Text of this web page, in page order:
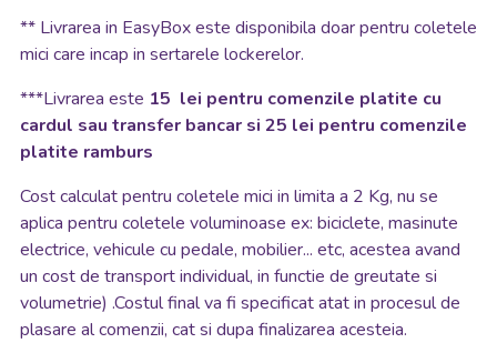
** Livrarea in EasyBox este disponibila doar pentru coletele
mici care incap in sertarele lockerelor.
***Livrarea este 15 lei pentru comenzile platite cu
cardul sau transfer bancar si 25 lei pentru comenzile
platite ramburs
Cost calculat pentru coletele mici in limita a 2 Kg, nu se
aplica pentru coletele voluminoase ex: biciclete, masinute
electrice, vehicule cu pedale, mobilier... etc, acestea avand
un cost de transport individual, in functie de greutate si
volumetrie) .Costul final va fi specificat atat in procesul de
plasare al comenzii, cat si dupa finalizarea acesteia.